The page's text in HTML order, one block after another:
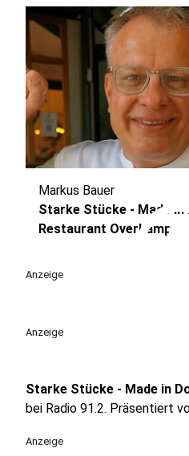
Markus Bauer
Starke Stücke - Made in
Restaurant Overkamp
Anzeige
Anzeige
Starke Stücke - Made in
bei Radio 91.2. Präsentiert
Anzeige